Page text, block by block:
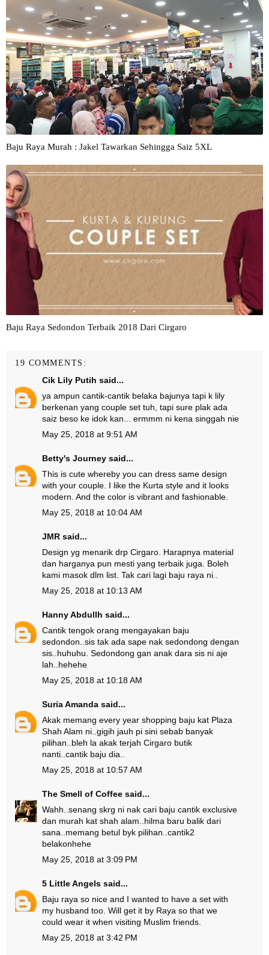
Baju Raya Murah : Jakel Tawarkan Sehingga Saiz 5XL
Baju Raya Sedondon Terbaik 2018 Dari Cirgaro
19 COMMENTS:
Cik Lily Putih said...
ya ampun cantik-cantik belaka bajunya tapi k lily
berkenan yang couple set tuh, tapi sure plak ada
saiz beso ke idok kan... ermmm ni kena singgah nie
May 25, 2018 at 9:51 AM
Betty's Journey said...
This is cute whereby you can dress same design
with your couple. I like the Kurta style and it looks
modern. And the color is vibrant and fashionable.
May 25, 2018 at 10:04 AM
JMR said...
Design yg menarik drp Cirgaro. Harapnya material
dan harganya pun mesti yang terbaik juga. Boleh
kami masok dlm list. Tak cari lagi baju raya ni..
May 25, 2018 at 10:13 AM
Hanny Abdullh said...
Cantik tengok orang mengayakan baju
sedondon..sis tak ada sape nak sedondong dengan
sis..huhuhu. Sedondong gan anak dara sis ni aje
lah..hehehe
May 25, 2018 at 10:18 AM
Suria Amanda said...
Akak memang every year shopping baju kat Plaza
Shah Alam ni..gigih jauh pi sini sebab banyak
pilihan..bleh la akak terjah Cirgaro butik
nanti..cantik baju dia..
May 25, 2018 at 10:57 AM
The Smell of Coffee said...
Wahh..senang skrg ni nak cari baju cantik exclusive
dan murah kat shah alam..hilma baru balik dari
sana..memang betul byk pilihan..cantik2
belakonhehe
May 25, 2018 at 3:09 PM
5 Little Angels said...
Baju raya so nice and I wanted to have a set with
my husband too. Will get it by Raya so that we
could wear it when visiting Muslim friends.
May 25, 2018 at 3:42 PM